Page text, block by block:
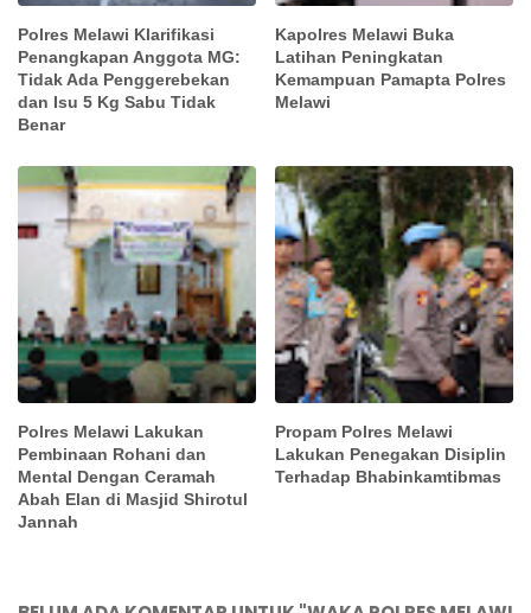
Polres Melawi Klarifikasi
Penangkapan Anggota MG:
Tidak Ada Penggerebekan
dan Isu 5 Kg Sabu Tidak
Benar
Kapolres Melawi Buka
Latihan Peningkatan
Kemampuan Pamapta Polres
Melawi
Polres Melawi Lakukan
Pembinaan Rohani dan
Mental Dengan Ceramah
Abah Elan di Masjid Shirotul
Jannah
Propam Polres Melawi
Lakukan Penegakan Disiplin
Terhadap Bhabinkamtibmas